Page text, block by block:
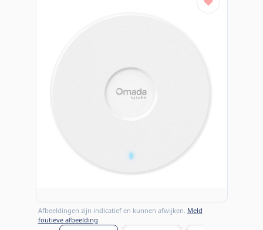
Afbeeldingen zijn indicatief en kunnen afwijken. Meld
foutieve afbeelding